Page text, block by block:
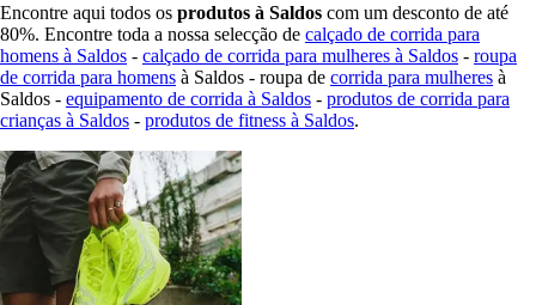
Encontre aqui todos os produtos à Saldos com um desconto de até
80%. Encontre toda a nossa selecção de calçado de corrida para
homens à Saldos - calçado de corrida para mulheres à Saldos - roupa
de corrida para homens à Saldos - roupa de corrida para mulheres à
Saldos - equipamento de corrida à Saldos - produtos de corrida para
crianças à Saldos - produtos de fitness à Saldos.